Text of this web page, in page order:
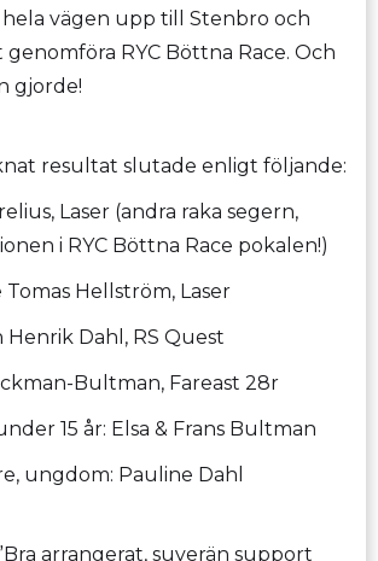
vägen upp till Stenbro och
RYC Böttna Race. Och
gjorde!
resultat slutade enligt följande:
Laser (andra raka segern,
i RYC Böttna Race pokalen!)
Hellström, Laser
Henrik Dahl, RS Quest
Bultman, Fareast 28r
15 år: Elsa & Frans Bultman
ungdom: Pauline Dahl
arrangerat, suverän support